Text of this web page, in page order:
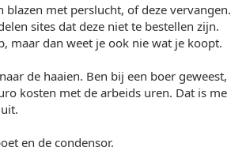
blazen met perslucht, of deze vervangen.
sites dat deze niet te bestellen zijn.
maar dan weet je ook nie wat je koopt.
de haaien. Ben bij een boer geweest,
kosten met de arbeids uren. Dat is me
en de condensor.